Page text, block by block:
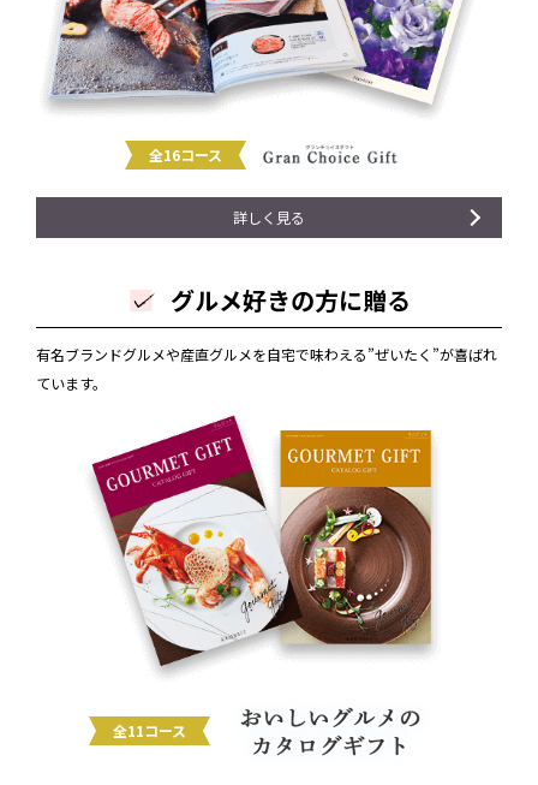
全16コース
詳しく見る
グルメ好きの方に贈る
有名ブランドグルメや産直グルメを自宅で味わえる”ぜいたく”が喜ばれ
ています。
全11コース